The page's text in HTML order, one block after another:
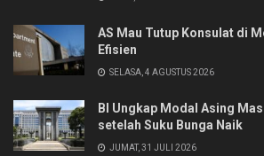
AS Mau Tutup Konsulat di
Efisien
SELASA, 4 AGUSTUS 2026
BI Ungkap Modal Asing
setelah Suku Bunga Naik
JUMAT, 31 JULI 2026